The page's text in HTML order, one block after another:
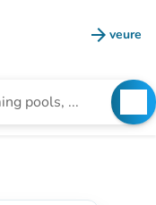
arrow_forward veure
(new